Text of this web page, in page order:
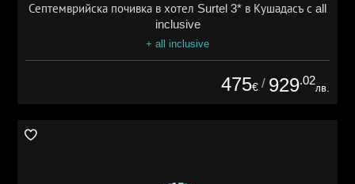
Септемврийска почивка в хотел Surtel 3* в Кушадасъ с all
inclusive
+ all inclusive
475€ / 929.02
лв.